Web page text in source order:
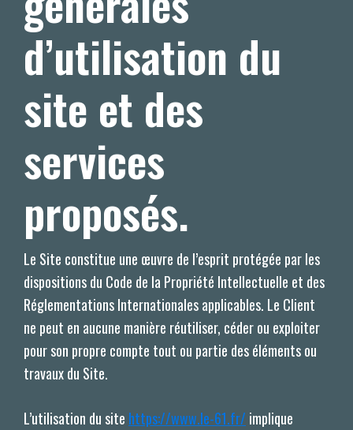
d’utilisation du
site et des
services
proposés.
Le Site constitue une œuvre de l’esprit protégée par les
dispositions du Code de la Propriété Intellectuelle et des
Réglementations Internationales applicables. Le Client
ne peut en aucune manière réutiliser, céder ou exploiter
pour son propre compte tout ou partie des éléments ou
travaux du Site.
L’utilisation du site https://www.le-61.fr/ implique